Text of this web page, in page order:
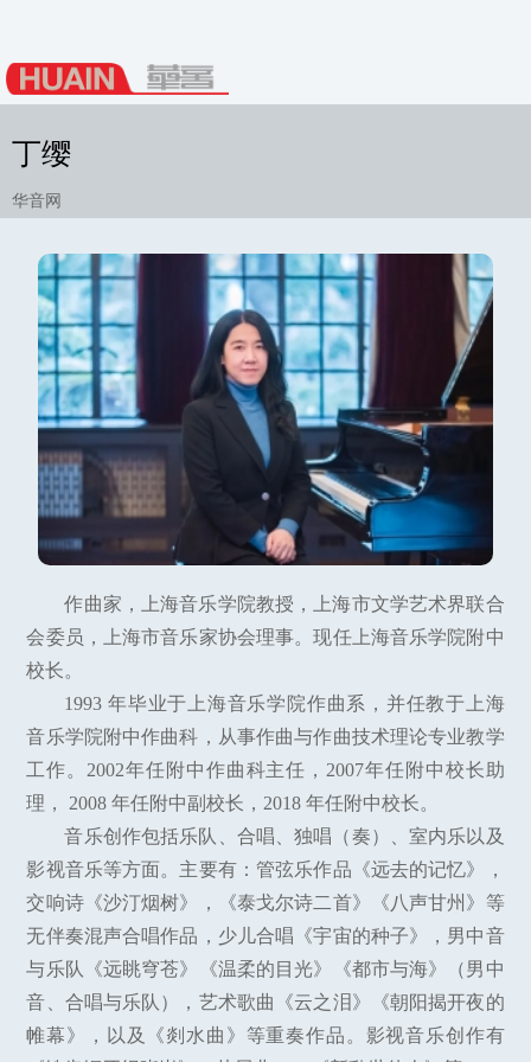
丁缨
华音网
作曲家，上海音乐学院教授，上海市文学艺术界联合
会委员，上海市音乐家协会理事。现任上海音乐学院附中
校长。
1993 年毕业于上海音乐学院作曲系，并任教于上海
音乐学院附中作曲科，从事作曲与作曲技术理论专业教学
工作。2002年任附中作曲科主任，2007年任附中校长助
理， 2008 年任附中副校长，2018 年任附中校长。
音乐创作包括乐队、合唱、独唱（奏）、室内乐以及
影视音乐等方面。主要有：管弦乐作品《远去的记忆》，
交响诗《沙汀烟树》，《泰戈尔诗二首》《八声甘州》等
无伴奏混声合唱作品，少儿合唱《宇宙的种子》，男中音
与乐队《远眺穹苍》《温柔的目光》《都市与海》（男中
音、合唱与乐队），艺术歌曲《云之泪》《朝阳揭开夜的
帷幕》，以及《剡水曲》等重奏作品。影视音乐创作有